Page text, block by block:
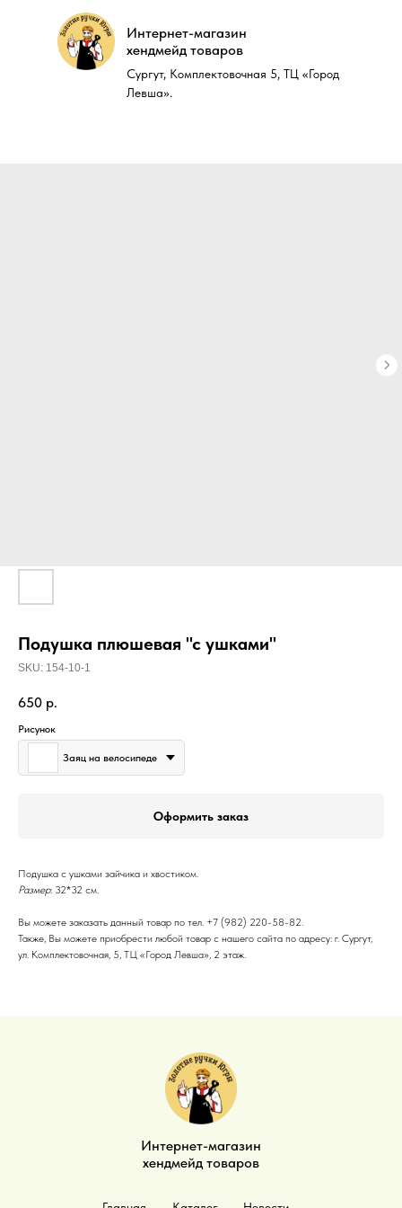
Интернет-магазин
хендмейд товаров
Сургут, Комплектовочная 5, ТЦ «Город
Левша».
Интернет-магазин
хендмейд товаров
Сургут, Комплектовочная 5, ТЦ «Город
Левша».
Подушка плюшевая "с ушками"
SKU: 154-10-1
650 р.
Рисунок
Заяц на велосипеде
Оформить заказ
Подушка с ушками зайчика и хвостиком.
Размер: 32*32 см.
Вы можете заказать данный товар по тел. +7 (982) 220-58-82.
Также, Вы можете приобрести любой товар с нашего сайта по адресу: г. Сургут,
ул. Комплектовочная, 5, ТЦ «Город Левша», 2 этаж.
Интернет-магазин
хендмейд товаров